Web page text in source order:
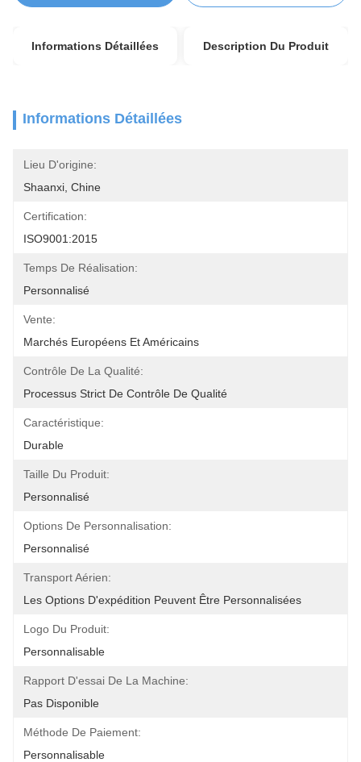
Informations Détaillées Description Du Produit
Informations Détaillées
Lieu D'origine:
Shaanxi, Chine
Certification:
ISO9001:2015
Temps De Réalisation:
Personnalisé
Vente:
Marchés Européens Et Américains
Contrôle De La Qualité:
Processus Strict De Contrôle De Qualité
Caractéristique:
Durable
Taille Du Produit:
Personnalisé
Options De Personnalisation:
Personnalisé
Transport Aérien:
Les Options D'expédition Peuvent Être Personnalisées
Logo Du Produit:
Personnalisable
Rapport D'essai De La Machine:
Pas Disponible
Méthode De Paiement:
Personnalisable